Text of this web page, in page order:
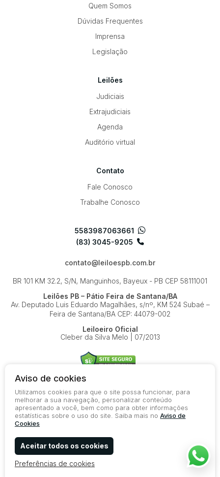
Quem Somos
Dúvidas Frequentes
Imprensa
Legislação
Leilões
Judiciais
Extrajudiciais
Agenda
Auditório virtual
Contato
Fale Conosco
Trabalhe Conosco
5583987063661
(83) 3045-9205
contato@leiloespb.com.br
BR 101 KM 32.2, S/N, Manguinhos, Bayeux - PB CEP 58111001
Leilões PB – Pátio Feira de Santana/BA
Av. Deputado Luis Eduardo Magalhães, s/nº, KM 524Subaé –
Feira de Santana/BA CEP: 44079-002
Leiloeiro Oficial
Cleber da Silva Melo | 07/2013
© 2026-present - Todos os direitos reservados
Política de Privacidade
Termos de Uso
Aviso de cookies
Utilizamos cookies para que o site possa funcionar, para
melhorar a sua navegação, personalizar conteúdo
apresentado a você, bem como para obter informações
estatísticas sobre o uso do site. Saiba mais no Aviso de
Cookies
Aceitar todos os cookies
Preferências de cookies